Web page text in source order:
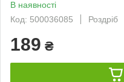
В наявності
Код: 500036085
Роздріб
189 ₴